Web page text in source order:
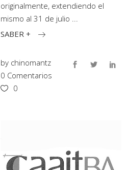
originalmente, extendiendo el
mismo al 31 de julio
SABER +
by chinomantz
0 Comentarios
0